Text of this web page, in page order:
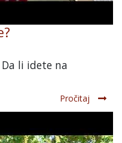
li idete na
Pročitaj